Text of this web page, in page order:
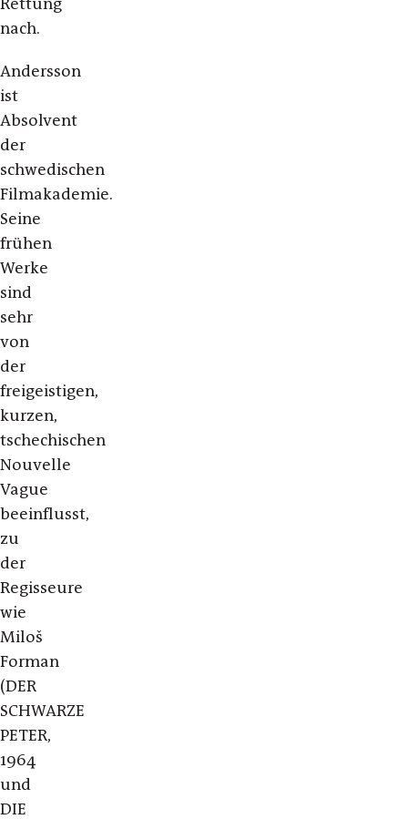
nach.
Andersson
ist
Absolvent
der
schwedischen
Filmakademie.
Seine
frühen
Werke
sind
sehr
von
der
freigeistigen,
kurzen,
tschechischen
Nouvelle
Vague
beeinflusst,
zu
der
Regisseure
wie
Miloš
Forman
(DER
SCHWARZE
PETER,
1964
und
DIE